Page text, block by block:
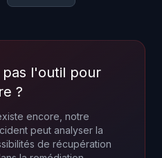
l'outil pour
?
encore, notre
peut analyser la
de récupération